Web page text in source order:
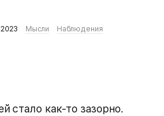
2023 Мысли Наблюдения
стало как-то зазорно.